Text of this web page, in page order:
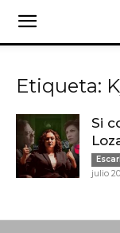
Etiqueta:
Si
julio